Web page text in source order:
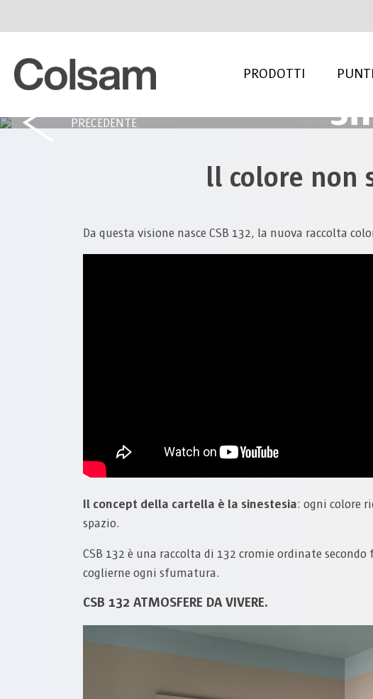
PRODOTTI
PRECEDENTE
ll colore non
Da questa visione nasce CSB 132, la nuova raccolta
Il concept della cartella è la sinestesia: ogni colore
spazio.
CSB 132 è una raccolta di 132 cromie ordinate
coglierne ogni sfumatura.
CSB 132 ATMOSFERE DA VIVERE.